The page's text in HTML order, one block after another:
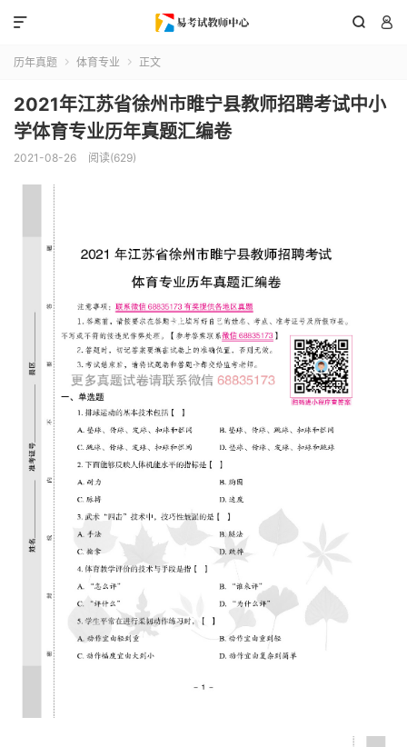
 

历年真题  体育专业  正文
2021年江苏省徐州市睢宁县教师招聘考试中小
学体育专业历年真题汇编卷
2021-08-26 阅读(629)